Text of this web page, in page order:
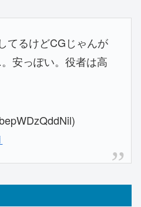
てるけどCGじゃんが
安っぽい。役者は高